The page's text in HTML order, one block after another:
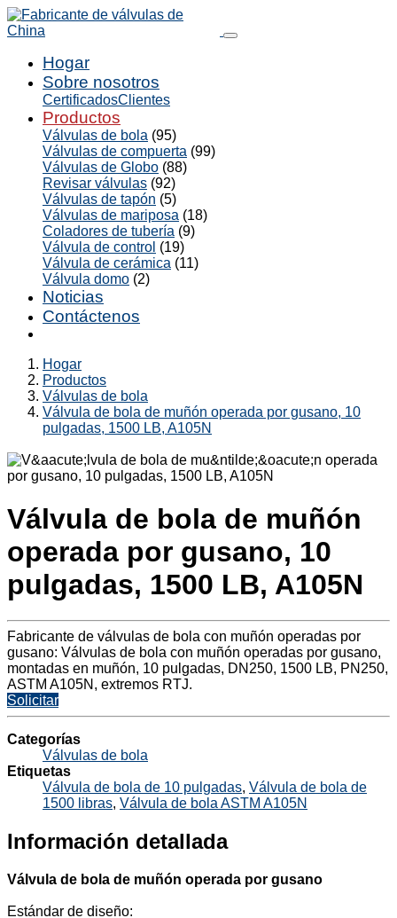
Hogar
Sobre nosotros
CertificadosClientes
Productos
Válvulas de bola (95)
Válvulas de compuerta (99)
Válvulas de Globo (88)
Revisar válvulas (92)
Válvulas de tapón (5)
Válvulas de mariposa (18)
Coladores de tubería (9)
Válvula de control (19)
Válvula de cerámica (11)
Válvula domo (2)
Noticias
Contáctenos
Hogar
Productos
Válvulas de bola
Válvula de bola de muñón operada por gusano, 10
pulgadas, 1500 LB, A105N
Válvula de bola de muñón
operada por gusano, 10
pulgadas, 1500 LB, A105N
Fabricante de válvulas de bola con muñón operadas por
gusano: Válvulas de bola con muñón operadas por gusano,
montadas en muñón, 10 pulgadas, DN250, 1500 LB, PN250,
ASTM A105N, extremos RTJ.
Solicitar
Categorías
Válvulas de bola
Etiquetas
Válvula de bola de 10 pulgadas, Válvula de bola de
1500 libras, Válvula de bola ASTM A105N
Información detallada
Válvula de bola de muñón operada por gusano
Estándar de diseño: